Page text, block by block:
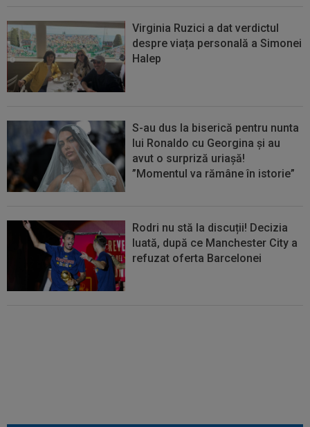
Virginia Ruzici a dat verdictul
despre viața personală a Simonei
Halep
S-au dus la biserică pentru nunta
lui Ronaldo cu Georgina și au
avut o surpriză uriașă!
”Momentul va rămâne în istorie”
Rodri nu stă la discuții! Decizia
luată, după ce Manchester City a
refuzat oferta Barcelonei